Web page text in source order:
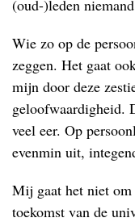
(oud-)leden
Wie zo op de
zeggen. Het gaat
mijn door deze
geloofwaardigheid.
veel eer. Op
evenmin uit,
Mij gaat het niet
toekomst van de